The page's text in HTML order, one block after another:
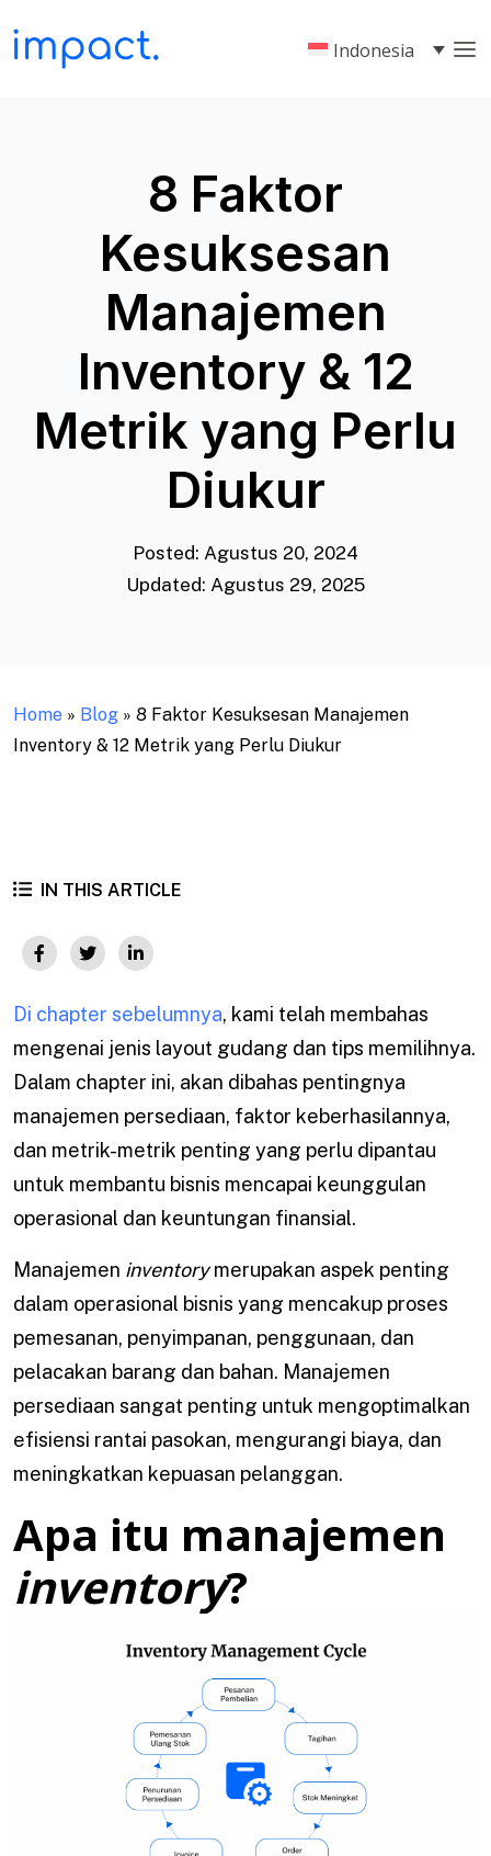
Indonesia
8 Faktor
Kesuksesan
Manajemen
Inventory & 12
Metrik yang Perlu
Diukur
Posted: Agustus 20, 2024
Updated: Agustus 29, 2025
Home » Blog » 8 Faktor Kesuksesan Manajemen
Inventory & 12 Metrik yang Perlu Diukur
IN THIS ARTICLE
Di chapter sebelumnya, kami telah membahas
mengenai jenis layout gudang dan tips memilihnya.
Dalam chapter ini, akan dibahas pentingnya
manajemen persediaan, faktor keberhasilannya,
dan metrik-metrik penting yang perlu dipantau
untuk membantu bisnis mencapai keunggulan
operasional dan keuntungan finansial.
Manajemen inventorymerupakan aspek penting
dalam operasional bisnis yang mencakup proses
pemesanan, penyimpanan, penggunaan, dan
pelacakan barang dan bahan. Manajemen
persediaan sangat penting untuk mengoptimalkan
efisiensi rantai pasokan, mengurangi biaya, dan
meningkatkan kepuasan pelanggan.
Apa itu manajemen
inventory?